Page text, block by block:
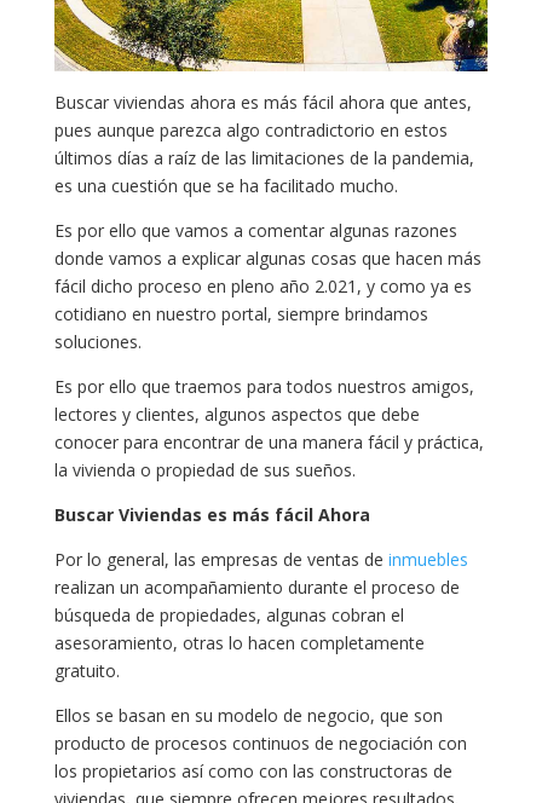
Buscar viviendas ahora es más fácil ahora que antes,
pues aunque parezca algo contradictorio en estos
últimos días a raíz de las limitaciones de la pandemia,
es una cuestión que se ha facilitado mucho.
Es por ello que vamos a comentar algunas razones
donde vamos a explicar algunas cosas que hacen más
fácil dicho proceso en pleno año 2.021, y como ya es
cotidiano en nuestro portal, siempre brindamos
soluciones.
Es por ello que traemos para todos nuestros amigos,
lectores y clientes, algunos aspectos que debe
conocer para encontrar de una manera fácil y práctica,
la vivienda o propiedad de sus sueños.
Buscar Viviendas es más fácil Ahora
Por lo general, las empresas de ventas de inmuebles
realizan un acompañamiento durante el proceso de
búsqueda de propiedades, algunas cobran el
asesoramiento, otras lo hacen completamente
gratuito.
Ellos se basan en su modelo de negocio, que son
producto de procesos continuos de negociación con
los propietarios así como con las constructoras de
viviendas, que siempre ofrecen mejores resultados.